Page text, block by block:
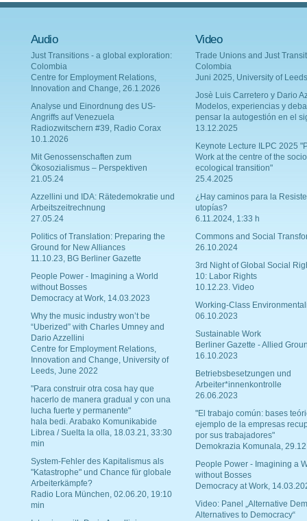
Audio
Just Transitions - a global exploration:
Colombia
Centre for Employment Relations,
Innovation and Change, 26.1.2026
Analyse und Einordnung des US-
Angriffs auf Venezuela
Radiozwitschern #39, Radio Corax
10.1.2026
Mit Genossenschaften zum
Ökosozialismus – Perspektiven
21.05.24
Azzellini und IDA: Rätedemokratie und
Arbeitszeitrechnung
27.05.24
Politics of Translation: Preparing the
Ground for New Alliances
11.10.23, BG Berliner Gazette
People Power - Imagining a World
without Bosses
Democracy at Work, 14.03.2023
Why the music industry won’t be
“Uberized” with Charles Umney and
Dario Azzellini
Centre for Employment Relations,
Innovation and Change, University of
Leeds, June 2022
"Para construir otra cosa hay que
hacerlo de manera gradual y con una
lucha fuerte y permanente"
hala bedi. Arabako Komunikabide
Librea / Suelta la olla, 18.03.21, 33:30
min
System-Fehler des Kapitalismus als
"Katastrophe" und Chance für globale
Arbeiterkämpfe?
Radio Lora München, 02.06.20, 19:10
min
Video
Trade Unions and Just
Colombia
Juni 2025, University of Leeds
Josè Luis Carretero y Dario
Modelos, experiencias y
pensar la autogestión en el
13.12.2025
Keynote Lecture ILPC 2025
Work at the centre of the
ecological transition"
25.4.2025
¿Hay caminos para la
utopías?
6.11.2024, 1:33 h
Commons and Social
26.10.2024
3rd Night of Global Social
10: Labor Rights
10.12.23. Video
Working-Class
06.10.2023
Sustainable Work
Berliner Gazette - Allied
16.10.2023
Betriebsbesetzungen und
Arbeiter*innenkontrolle
26.06.2023
"El trabajo común: bases
ejemplo de la empresas
por sus trabajadores"
Demokrazia Komunala,
People Power - Imagining a
without Bosses
Democracy at Work,
Video: Panel „Alternative
Alternatives to Democracy“